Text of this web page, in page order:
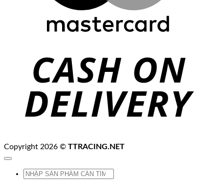
Copyright 2026 © TTRACING.NET
Tìm